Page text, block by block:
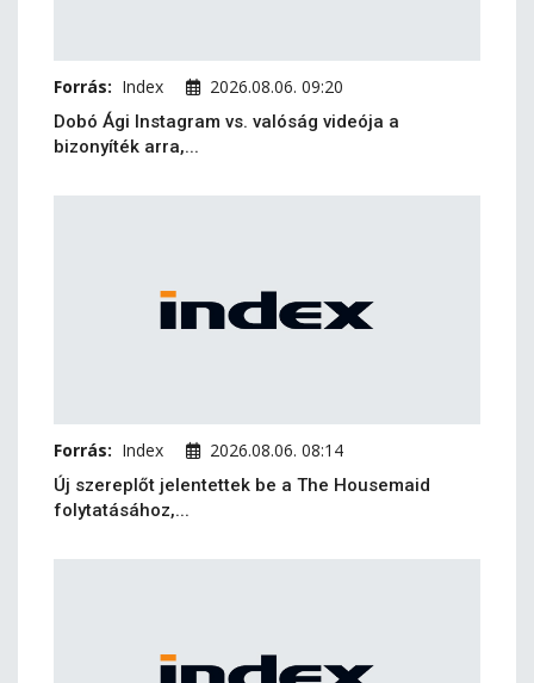
Forrás: Index 2026.08.06. 09:20
Dobó Ági Instagram vs. valóság videója a
bizonyíték arra,...
Forrás: Index 2026.08.06. 08:14
Új szereplőt jelentettek be a The Housemaid
folytatásához,...